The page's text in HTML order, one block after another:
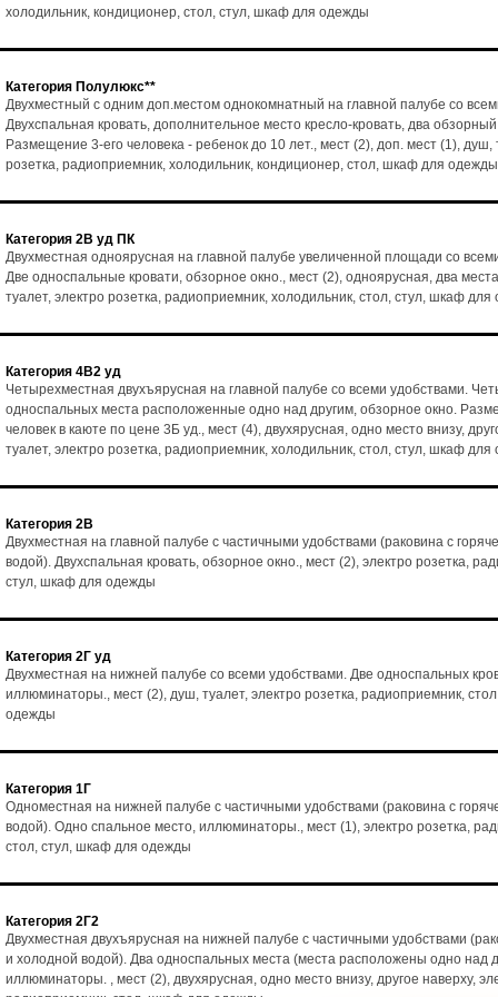
холодильник, кондиционер, стол, стул, шкаф для одежды
Категория Полулюкс**
Двухместный с одним доп.местом однокомнатный на главной палубе со
Двухспальная кровать, дополнительное место кресло-кровать, два
Размещение 3-его человека - ребенок до 10 лет., мест (2), доп. мест (1), душ,
розетка, радиоприемник, холодильник, кондиционер, стол, шкаф для одежды
Категория 2В уд ПК
Двухместная одноярусная на главной палубе увеличенной площади со
Две односпальные кровати, обзорное окно., мест (2), одноярусная, два
туалет, электро розетка, радиоприемник, холодильник, стол, стул, шкаф
Категория 4В2 уд
Четырехместная двухъярусная на главной палубе со всеми удобствами.
односпальных места расположенные одно над другим, обзорное окно.
человек в каюте по цене 3Б уд., мест (4), двухярусная, одно место внизу,
туалет, электро розетка, радиоприемник, холодильник, стол, стул, шкаф
Категория 2В
Двухместная на главной палубе с частичными удобствами (раковина с
водой). Двухспальная кровать, обзорное окно., мест (2), электро розетка,
стул, шкаф для одежды
Категория 2Г уд
Двухместная на нижней палубе со всеми удобствами. Две односпальных
иллюминаторы., мест (2), душ, туалет, электро розетка, радиоприемник,
одежды
Категория 1Г
Одноместная на нижней палубе с частичными удобствами (раковина с
водой). Одно спальное место, иллюминаторы., мест (1), электро розетка,
стол, стул, шкаф для одежды
Категория 2Г2
Двухместная двухъярусная на нижней палубе с частичными удобствами
и холодной водой). Два односпальных места (места расположены одно над
иллюминаторы. , мест (2), двухярусная, одно место внизу, другое наверху,